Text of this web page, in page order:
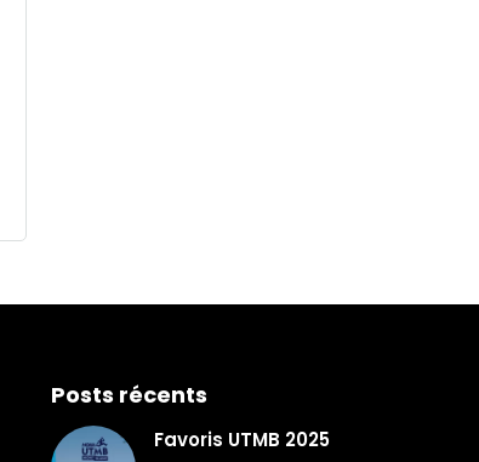
Posts récents
Favoris UTMB 2025